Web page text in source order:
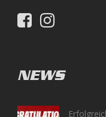
NEWS